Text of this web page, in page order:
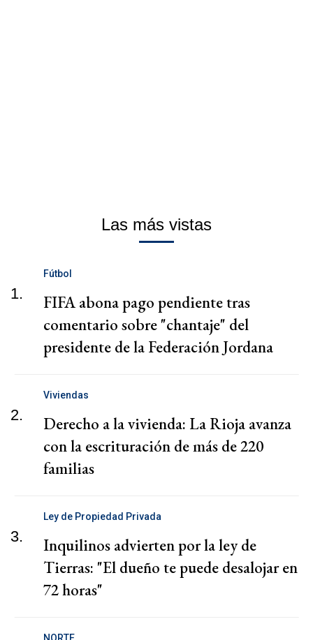
Las más vistas
1.
Fútbol
FIFA abona pago pendiente tras
comentario sobre "chantaje" del
presidente de la Federación Jordana
2.
Viviendas
Derecho a la vivienda: La Rioja avanza
con la escrituración de más de 220
familias
3.
Ley de Propiedad Privada
Inquilinos advierten por la ley de
Tierras: "El dueño te puede desalojar en
72 horas"